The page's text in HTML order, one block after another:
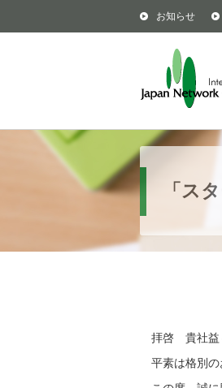
お知らせ
「ス
拝啓 貴社益
平素は格別の